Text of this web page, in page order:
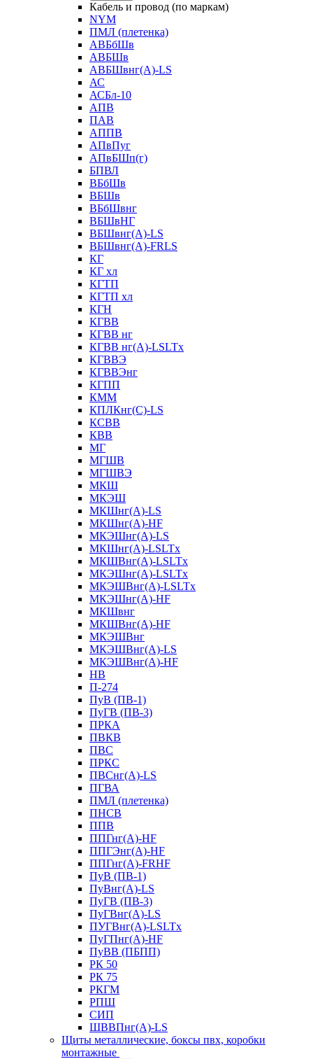
Кабель и провод (по маркам)
NYM
ПМЛ (плетенка)
АВБбШв
АВБШв
АВБШвнг(А)-LS
АС
АСБл-10
АПВ
ПАВ
АППВ
АПвПуг
АПвБШп(г)
БПВЛ
ВБбШв
ВБШв
ВБбШвнг
ВБШвНГ
ВБШвнг(А)-LS
ВБШвнг(А)-FRLS
КГ
КГ хл
КГТП
КГТП хл
КГН
КГВВ
КГВВ нг
КГВВ нг(А)-LSLTx
КГВВЭ
КГВВЭнг
КГПП
КММ
КПЛКнг(C)-LS
КСВВ
КВВ
МГ
МГШВ
МГШВЭ
МКШ
МКЭШ
МКШнг(А)-LS
МКШнг(А)-HF
МКЭШнг(А)-LS
МКШнг(А)-LSLTx
МКШВнг(A)-LSLTx
МКЭШнг(А)-LSLTx
МКЭШВнг(A)-LSLTx
МКЭШнг(А)-HF
МКШвнг
МКШВнг(А)-HF
МКЭШВнг
МКЭШВнг(А)-LS
МКЭШВнг(А)-HF
НВ
П-274
ПуВ (ПВ-1)
ПуГВ (ПВ-3)
ПРКА
ПВКВ
ПВС
ПРКС
ПВСнг(А)-LS
ПГВА
ПМЛ (плетенка)
ПНСВ
ППВ
ППГнг(А)-HF
ППГЭнг(А)-HF
ППГнг(А)-FRHF
ПуВ (ПВ-1)
ПуВнг(А)-LS
ПуГВ (ПВ-3)
ПуГВнг(А)-LS
ПУГВнг(А)-LSLTx
ПуГПнг(А)-HF
ПуВВ (ПБПП)
РК 50
РК 75
РКГМ
РПШ
СИП
ШВВПнг(А)-LS
Щиты металлические, боксы пвх, коробки
монтажные